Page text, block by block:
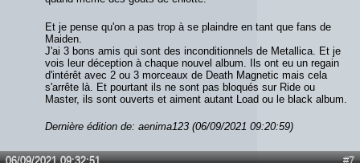
Et je pense qu'on a pas trop à se plaindre en tant que fans de
Maiden.
J'ai 3 bons amis qui sont des inconditionnels de Metallica. Et je
vois leur déception à chaque nouvel album. Ils ont eu un regain
d'intérêt avec 2 ou 3 morceaux de Death Magnetic mais cela
s'arrête là. Et pourtant ils ne sont pas bloqués sur Ride ou
Master, ils sont ouverts et aiment autant Load ou le black album.
Dernière édition de: aenima123 (06/09/2021 09:20:59)
#7
06/09/2021 09:32:51